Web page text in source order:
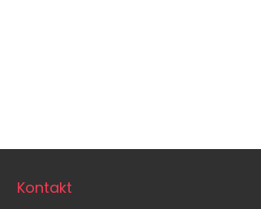
Kontakt